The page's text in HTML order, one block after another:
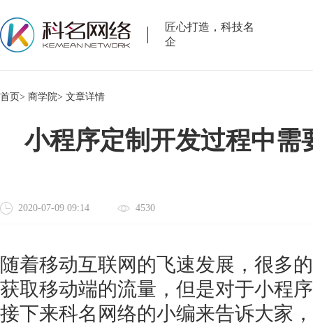
匠心打造，科技名
企
首页> 商学院> 文章详情
小程序定制开发过程中需
2020-07-09 09:14 4530
随着移动互联网的飞速发展，很多
获取移动端的流量，但是对于小程
接下来科名网络的小编来告诉大家